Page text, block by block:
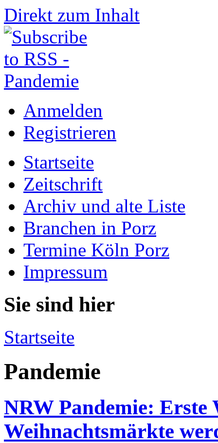
Direkt zum Inhalt
Anmelden
Registrieren
Startseite
Zeitschrift
Archiv und alte Liste
Branchen in Porz
Termine Köln Porz
Impressum
Sie sind hier
Startseite
Pandemie
NRW Pandemie: Erste
Weihnachtsmärkte